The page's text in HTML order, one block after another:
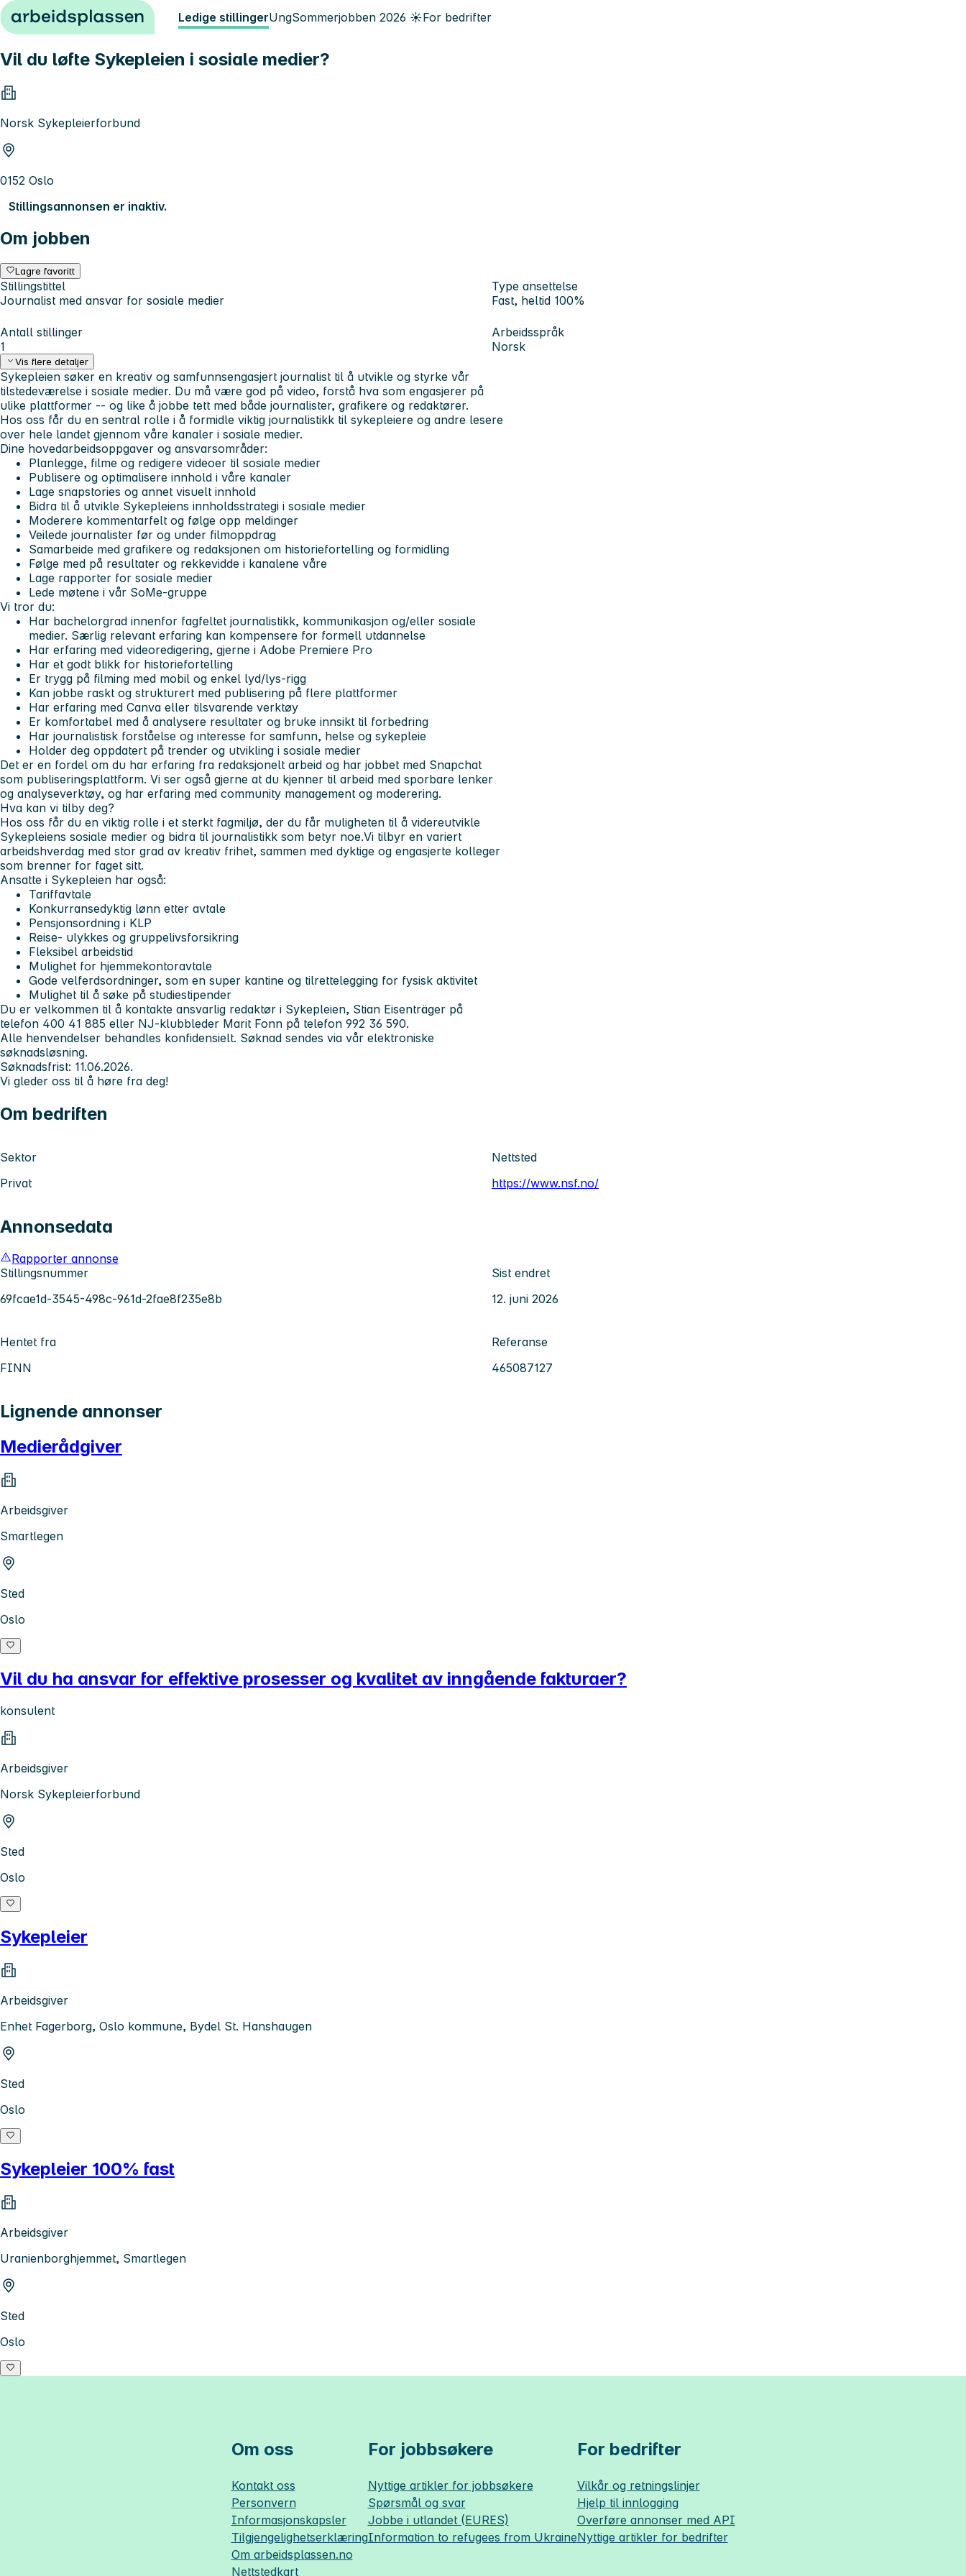
Hopp til innhold Ledige stillingerUngSommerjobben 2026 ☀️For bedrifter
Vil du løfte Sykepleien i sosiale medier?
Norsk Sykepleierforbund
0152 Oslo
Stillingsannonsen er inaktiv.
Om jobben
Lagre favoritt
Stillingstittel
Journalist med ansvar for sosiale medier
Type ansettelse
Fast, heltid 100%
Antall stillinger
1
Arbeidsspråk
Norsk
Vis flere detaljer
Sykepleien søker en kreativ og samfunnsengasjert journalist til å utvikle og styrke vår
tilstedeværelse i sosiale medier. Du må være god på video, forstå hva som engasjerer på
ulike plattformer -- og like å jobbe tett med både journalister, grafikere og redaktører.
Hos oss får du en sentral rolle i å formidle viktig journalistikk til sykepleiere og andre lesere
over hele landet gjennom våre kanaler i sosiale medier.
Dine hovedarbeidsoppgaver og ansvarsområder:
Planlegge, filme og redigere videoer til sosiale medier
Publisere og optimalisere innhold i våre kanaler
Lage snapstories og annet visuelt innhold
Bidra til å utvikle Sykepleiens innholdsstrategi i sosiale medier
Moderere kommentarfelt og følge opp meldinger
Veilede journalister før og under filmoppdrag
Samarbeide med grafikere og redaksjonen om historiefortelling og formidling
Følge med på resultater og rekkevidde i kanalene våre
Lage rapporter for sosiale medier
Lede møtene i vår SoMe-gruppe
Vi tror du:
Har bachelorgrad innenfor fagfeltet journalistikk, kommunikasjon og/eller sosiale
medier. Særlig relevant erfaring kan kompensere for formell utdannelse
Har erfaring med videoredigering, gjerne i Adobe Premiere Pro
Har et godt blikk for historiefortelling
Er trygg på filming med mobil og enkel lyd/lys-rigg
Kan jobbe raskt og strukturert med publisering på flere plattformer
Har erfaring med Canva eller tilsvarende verktøy
Er komfortabel med å analysere resultater og bruke innsikt til forbedring
Har journalistisk forståelse og interesse for samfunn, helse og sykepleie
Holder deg oppdatert på trender og utvikling i sosiale medier
Det er en fordel om du har erfaring fra redaksjonelt arbeid og har jobbet med Snapchat
som publiseringsplattform. Vi ser også gjerne at du kjenner til arbeid med sporbare lenker
og analyseverktøy, og har erfaring med community management og moderering.
Hva kan vi tilby deg?
Hos oss får du en viktig rolle i et sterkt fagmiljø, der du får muligheten til å videreutvikle
Sykepleiens sosiale medier og bidra til journalistikk som betyr noe.Vi tilbyr en variert
arbeidshverdag med stor grad av kreativ frihet, sammen med dyktige og engasjerte kolleger
som brenner for faget sitt.
Ansatte i Sykepleien har også:
Tariffavtale
Konkurransedyktig lønn etter avtale
Pensjonsordning i KLP
Reise- ulykkes og gruppelivsforsikring
Fleksibel arbeidstid
Mulighet for hjemmekontoravtale
Gode velferdsordninger, som en super kantine og tilrettelegging for fysisk aktivitet
Mulighet til å søke på studiestipender
Du er velkommen til å kontakte ansvarlig redaktør i Sykepleien, Stian Eisenträger på
telefon 400 41 885 eller NJ-klubbleder Marit Fonn på telefon 992 36 590.
Alle henvendelser behandles konfidensielt. Søknad sendes via vår elektroniske
søknadsløsning.
Søknadsfrist: 11.06.2026.
Vi gleder oss til å høre fra deg!
Om bedriften
Sektor
Privat
Nettsted
https://www.nsf.no/
Annonsedata
Rapporter annonse
Stillingsnummer
69fcae1d-3545-498c-961d-2fae8f235e8b
Sist endret
12. juni 2026
Hentet fra
FINN
Referanse
465087127
Lignende annonser
Medierådgiver
Arbeidsgiver
Smartlegen
Sted
Oslo
Vil du ha ansvar for effektive prosesser og kvalitet av inngående fakturaer?
konsulent
Arbeidsgiver
Norsk Sykepleierforbund
Sted
Oslo
Sykepleier
Arbeidsgiver
Enhet Fagerborg, Oslo kommune, Bydel St. Hanshaugen
Sted
Oslo
Sykepleier 100% fast
Arbeidsgiver
Uranienborghjemmet, Smartlegen
Sted
Oslo
Om oss
Kontakt oss
Personvern
Informasjonskapsler
Tilgjengelighetserklæring
Om arbeidsplassen.no
Nettstedkart
For jobbsøkere
Nyttige artikler for jobbsøkere
Spørsmål og svar
Jobbe i utlandet (EURES)
Information to refugees from Ukraine
For bedrifter
Vilkår og retningslinjer
Hjelp til innlogging
Overføre annonser med API
Nyttige artikler for bedrifter